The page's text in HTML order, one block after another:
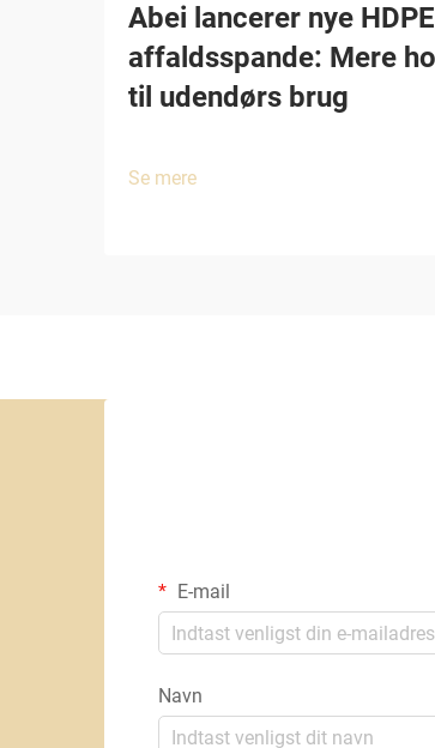
Abei lancerer nye
affaldsspande: Mere
til udendørs brug
Se mere
E-mail
Navn